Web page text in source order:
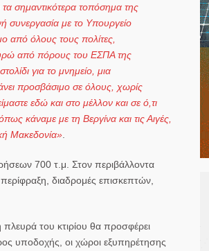
σημαντικότερα τοπόσημα της
συνεργασία με το Υπουργείο
από όλους τους πολίτες,
από πόρους του ΕΣΠΑ της
για το μνημείο, μια
προσβάσιμο σε όλους, χωρίς
εδώ και στο μέλλον και σε ό,τι
κάναμε με τη Βεργίνα και τις Αιγές,
Μακεδονία»
700 τ.μ. Στον περιβάλλοντα
διαδρομές επισκεπτών,
του κτιρίου θα προσφέρει
υποδοχής, οι χώροι εξυπηρέτησης